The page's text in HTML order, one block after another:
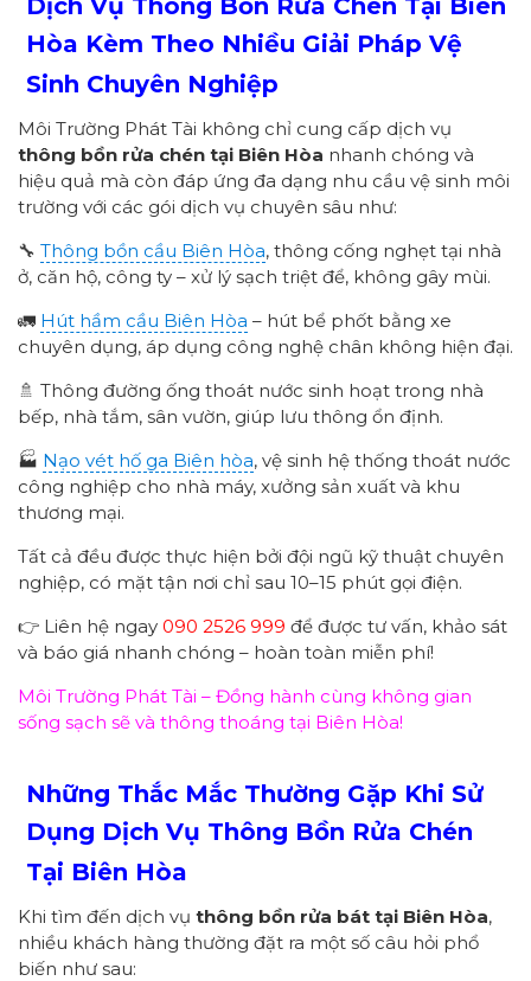
Hòa Kèm Theo Nhiều Giải Pháp Vệ
Sinh Chuyên Nghiệp
Môi Trường Phát Tài không chỉ cung cấp dịch vụ
thông bồn rửa chén tại Biên Hòa nhanh chóng và
hiệu quả mà còn đáp ứng đa dạng nhu cầu vệ sinh môi
trường với các gói dịch vụ chuyên sâu như:
🔧 Thông bồn cầu Biên Hòa, thông cống nghẹt tại nhà
ở, căn hộ, công ty – xử lý sạch triệt để, không gây mùi.
🚛 Hút hầm cầu Biên Hòa – hút bể phốt bằng xe
chuyên dụng, áp dụng công nghệ chân không hiện đại.
🚿 Thông đường ống thoát nước sinh hoạt trong nhà
bếp, nhà tắm, sân vườn, giúp lưu thông ổn định.
🏭 Nạo vét hố ga Biên hòa, vệ sinh hệ thống thoát nước
công nghiệp cho nhà máy, xưởng sản xuất và khu
thương mại.
Tất cả đều được thực hiện bởi đội ngũ kỹ thuật chuyên
nghiệp, có mặt tận nơi chỉ sau 10–15 phút gọi điện.
👉 Liên hệ ngay 090 2526 999 để được tư vấn, khảo sát
và báo giá nhanh chóng – hoàn toàn miễn phí!
Môi Trường Phát Tài – Đồng hành cùng không gian
sống sạch sẽ và thông thoáng tại Biên Hòa!
Những Thắc Mắc Thường Gặp Khi Sử
Dụng Dịch Vụ Thông Bồn Rửa Chén
Tại Biên Hòa
Khi tìm đến dịch vụ thông bồn rửa bát tại Biên Hòa,
nhiều khách hàng thường đặt ra một số câu hỏi phổ
biến như sau: